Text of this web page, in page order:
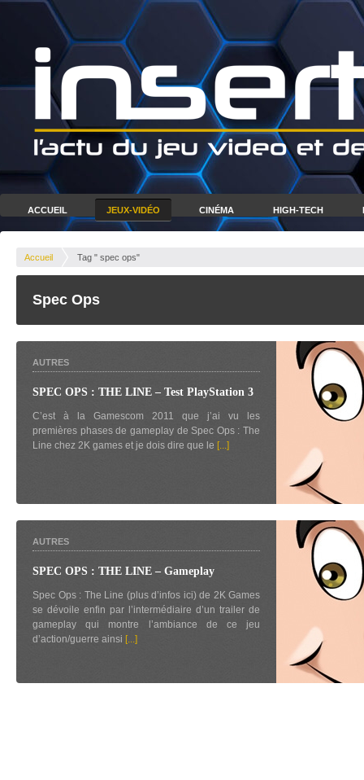
ACCUEIL JEUX-VIDÉO CINÉMA HIGH-TECH
Accueil Tag " spec ops"
Spec Ops
AUTRES
SPEC OPS : THE LINE – Test PlayStation 3
C’est à la Gamescom 2011 que j’ai vu les
premières phases de gameplay de Spec Ops : The
Line chez 2K games et je dois dire que le [...]
AUTRES
SPEC OPS : THE LINE – Gameplay
Spec Ops : The Line (plus d’infos ici) de 2K Games
se dévoile enfin par l’intermédiaire d’un trailer de
gameplay qui montre l’ambiance de ce jeu
d’action/guerre ainsi [...]